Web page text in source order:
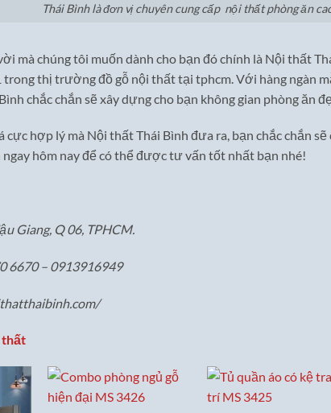
Thái Bình là đơn vị chuyên cung cấp nội thất phòng ăn
mà chúng tôi muốn dành cho bạn đó chính là Nội thất
trong thị trường đồ gỗ nội thất tại tphcm. Với hàng ngàn
chắc chắn sẽ xây dựng cho bạn không gian phòng ăn
hợp lý mà Nội thất Thái Bình đưa ra, bạn chắc chắn
ngay hôm nay để có thể được tư vấn tốt nhất bạn nhé!
Giang, Q 06, TPHCM.
6670 – 0913916949
thất